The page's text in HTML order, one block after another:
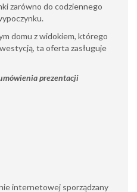
zarówno do codziennego
domu z widokiem, którego
ta oferta zasługuje
prezentacji
internetowej sporządzany